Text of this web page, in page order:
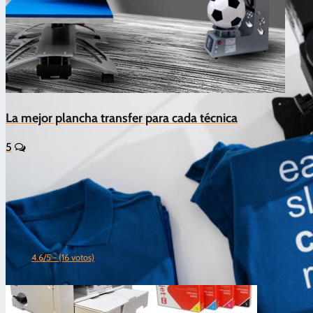
La mejor plancha transfer para cada técnica
5
4.6/5 - (16 votos)